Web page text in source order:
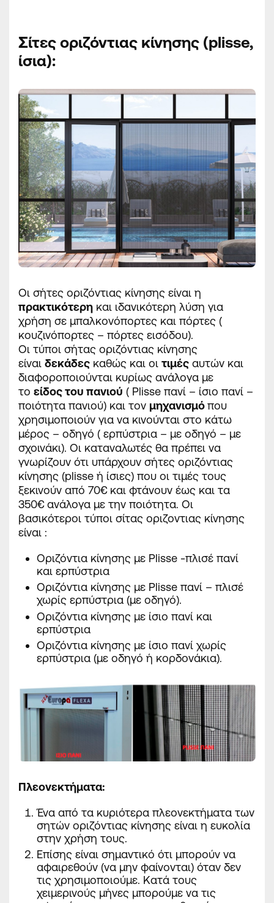
Σίτες οριζόντιας κίνησης (plisse,
ίσια):
Οι σήτες οριζόντιας κίνησης είναι η
πρακτικότερη και ιδανικότερη λύση για
χρήση σε μπαλκονόπορτες και πόρτες (
κουζινόπορτες – πόρτες εισόδου).
Οι τύποι σήτας οριζόντιας κίνησης
είναι δεκάδες καθώς και οι τιμές αυτών και
διαφοροποιούνται κυρίως ανάλογα με
το είδος του πανιού ( Plisse πανί – ίσιο πανί –
ποιότητα πανιού) και τον μηχανισμόπου
χρησιμοποιούν για να κινούνται στο κάτω
μέρος – οδηγό ( ερπύστρια – με οδηγό – με
σχοινάκι). Οι καταναλωτές θα πρέπει να
γνωρίζουν ότι υπάρχουν σήτες οριζόντιας
κίνησης (plisse ή ίσιες) που οι τιμές τους
ξεκινούν από 70€ και φτάνουν έως και τα
350€ ανάλογα με την ποιότητα. Οι
βασικότεροι τύποι σίτας οριζοντιας κίνησης
είναι :
Οριζόντια κίνησης με Plisse -πλισέ πανί
και ερπύστρια
Οριζόντια κίνησης με Plisse πανί – πλισέ
χωρίς ερπύστρια (με οδηγό).
Οριζόντια κίνησης με ίσιο πανί και
ερπύστρια
Οριζόντια κίνησης με ίσιο πανί χωρίς
ερπύστρια (με οδηγό ή κορδονάκια).
Πλεονεκτήματα:
Ένα από τα κυριότερα πλεονεκτήματα των
σητών οριζόντιας κίνησης είναι η ευκολία
στην χρήση τους.
Επίσης είναι σημαντικό ότι μπορούν να
αφαιρεθούν (να μην φαίνονται) όταν δεν
τις χρησιμοποιούμε. Κατά τους
χειμερινούς μήνες μπορούμε να τις